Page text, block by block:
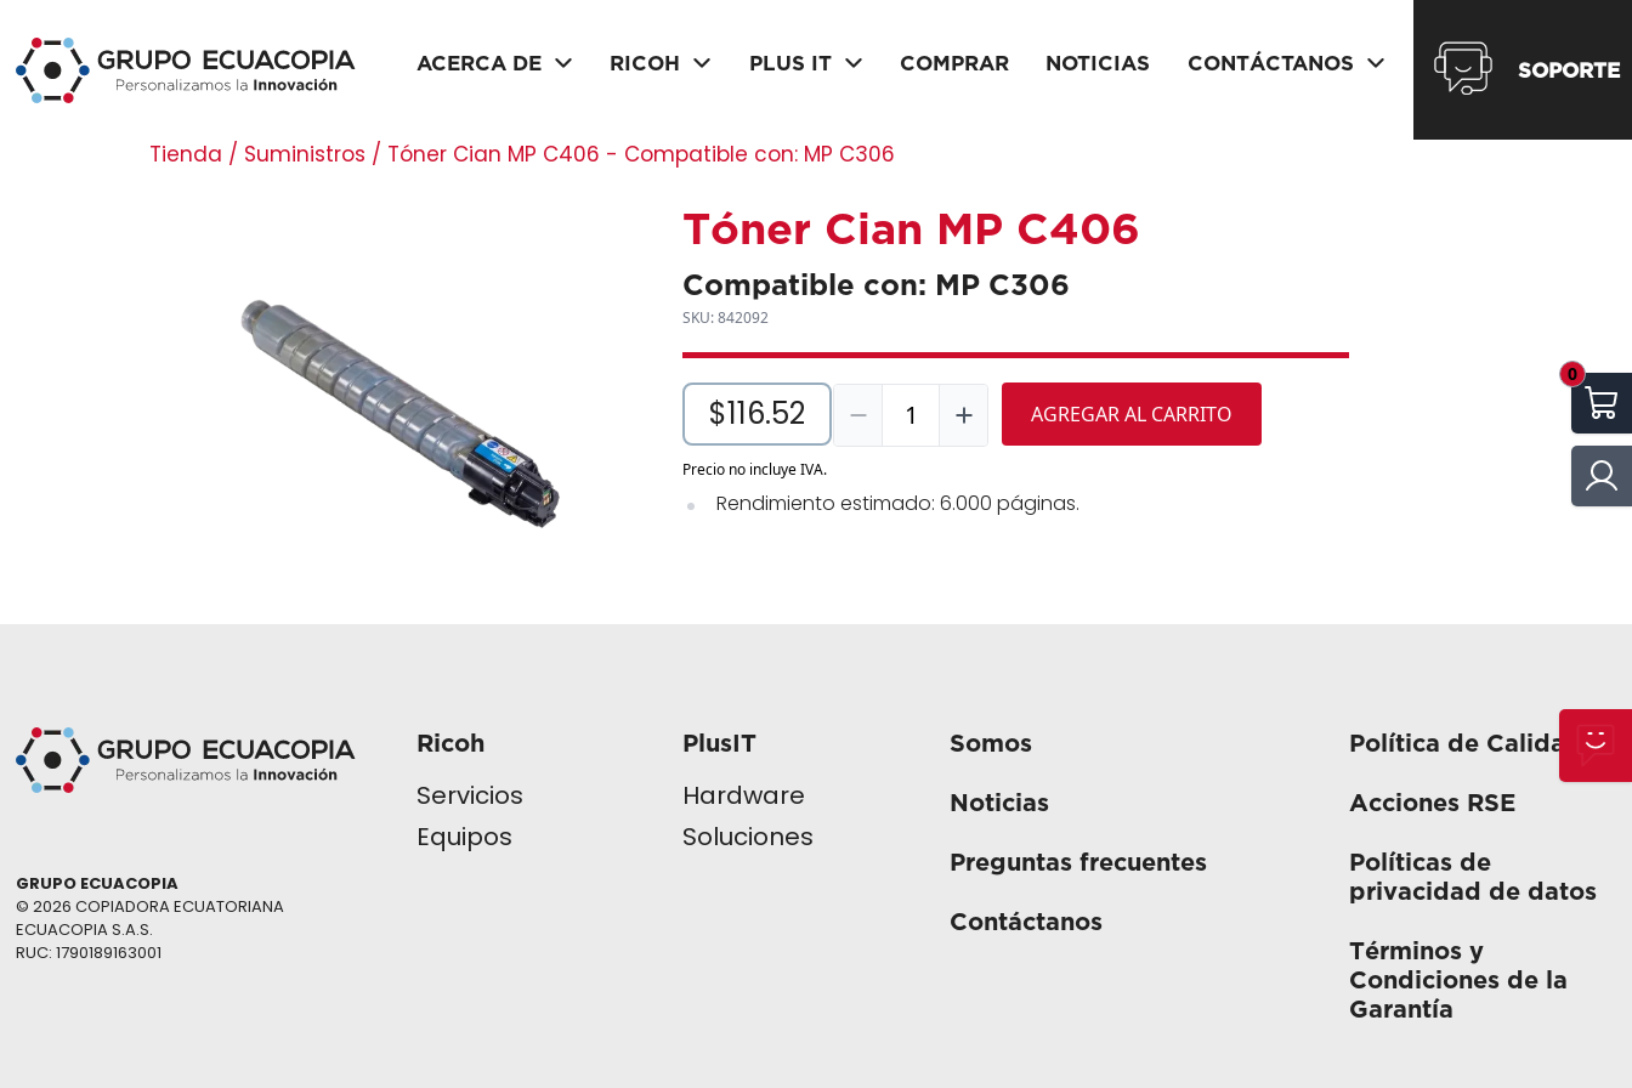
0
ACERCA DE RICOH PLUS IT COMPRAR NOTICIAS CONTÁCTANOS SOPORTE
Tienda / Suministros / Tóner Cian MP C406 - Compatible con: MP C306
Tóner Cian MP C406
Compatible con: MP C306
SKU: 842092
$116.52 1 AGREGAR AL CARRITO
Precio no incluye IVA.
Rendimiento estimado: 6.000 páginas.
GRUPO ECUACOPIA
© 2026 COPIADORA ECUATORIANA
ECUACOPIA S.A.S.
RUC: 1790189163001
Ricoh
Servicios
Equipos
PlusIT
Hardware
Soluciones
Somos
Noticias
Preguntas frecuentes
Contáctanos
Política de Calidad
Acciones RSE
Políticas de
privacidad de datos
Términos y
Condiciones de la
Garantía